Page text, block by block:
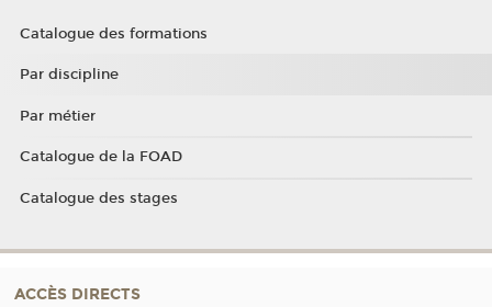
Catalogue des formations
Par discipline
Par métier
Catalogue de la FOAD
Catalogue des stages
ACCÈS DIRECTS